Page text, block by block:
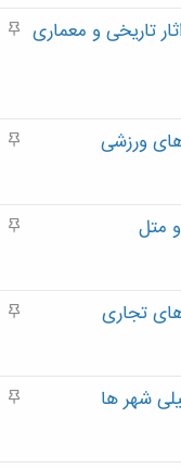
م
تاریخی و معماری
م
ورزشی
م
متل
م
تجاری
م
شهر ها